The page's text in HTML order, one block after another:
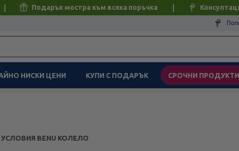
Подарък мостра към всяка поръчка
НИСКИ ЦЕНИ КУПИ С ПОДАРЪК СРОЧНИ ПРОДУКТИ
BENU КОЛЕЛО